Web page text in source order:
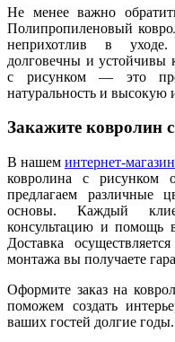
Не менее важно
Полипропиленовый
неприхотлив в
долговечны и устойчивы
с рисунком — это
натуральность и высокую
Закажите ковролин
В нашем интернет-
ковролина с рисунком
предлагаем различные
основы. Каждый
консультацию и помощь
Доставка
монтажа вы получаете
Оформите заказ на
поможем создать
ваших гостей долгие годы.